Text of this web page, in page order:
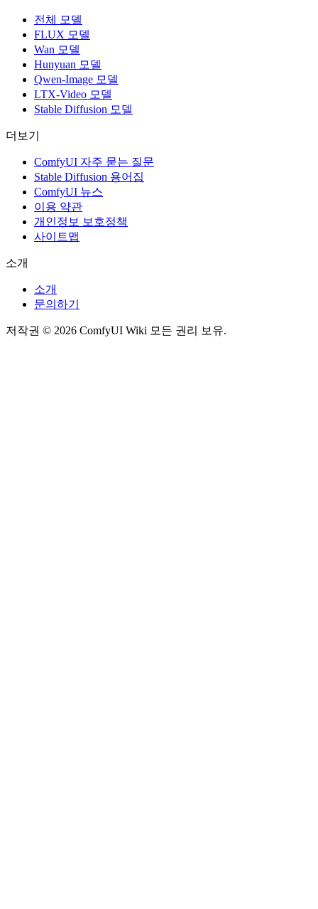
전체 모델
FLUX 모델
Wan 모델
Hunyuan 모델
Qwen-Image 모델
LTX-Video 모델
Stable Diffusion 모델
더보기
ComfyUI 자주 묻는 질문
Stable Diffusion 용어집
ComfyUI 뉴스
이용 약관
개인정보 보호정책
사이트맵
소개
소개
문의하기
저작권 © 2026 ComfyUI Wiki 모든 권리 보유.